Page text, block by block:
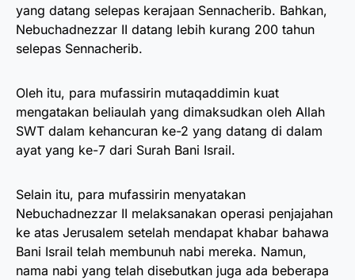
yang datang selepas kerajaan Sennacherib. Bahkan,
Nebuchadnezzar II datang lebih kurang 200 tahun
selepas Sennacherib.
Oleh itu, para mufassirin mutaqaddimin kuat
mengatakan beliaulah yang dimaksudkan oleh Allah
SWT dalam kehancuran ke-2 yang datang di dalam
ayat yang ke-7 dari Surah Bani Israil.
Selain itu, para mufassirin menyatakan
Nebuchadnezzar II melaksanakan operasi penjajahan
ke atas Jerusalem setelah mendapat khabar bahawa
Bani Israil telah membunuh nabi mereka. Namun,
nama nabi yang telah disebutkan juga ada beberapa